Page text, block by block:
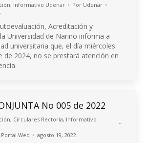
, Informativo Udenar Por Udenar
Acreditación y
Universidad de Nariño informa a
universitaria que, el día miércoles
de 2024, no se prestará atención en
No 005 de 2022
, Circulares Rectoría, Informativo
Web agosto 19, 2022